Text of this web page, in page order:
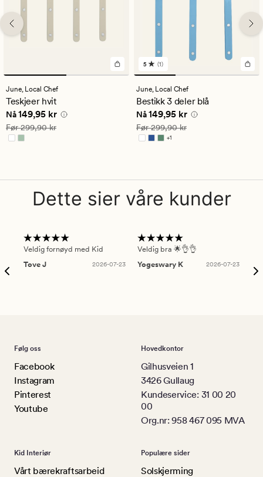
June, Local Chef
Teskjeer hvit
Nåværende pris
Nå149,95 kr
Vanlig pris 299,90 kr
Før299,90 kr
1
anmeldelser
med
en
gjennomsnittlig
vurdering
på
5
5 (1)
June, Local Chef
Bestikk 3 deler blå
Nåværende pris
Nå149,95 kr
Vanlig pris 299,90 kr
Før299,90 kr
+1
Tilgjengelig i flere farger
Dette sier våre kunder
Veldig fornøyd med Kid
Tove J
2026-07-23
Veldig bra 🌟👌👌
Yogeswary K
2026-07-23
Følg oss
Facebook
Instagram
Pinterest
Youtube
Hovedkontor
Gilhusveien 1
3426 Gullaug
Kundeservice: 31 00 20
00
Org.nr: 958 467 095 MVA
Kid Interiør
Vårt bærekraftsarbeid
Populære sider
Solskjerming